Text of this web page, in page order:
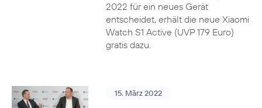
2022 für ein neues Gerät
entscheidet, erhält die neue Xiaomi
Watch S1 Active (UVP 179 Euro)
gratis dazu.
15. März 2022